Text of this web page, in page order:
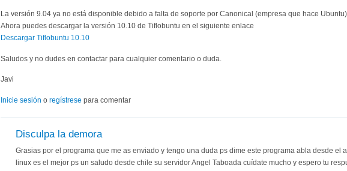
La versión 9.04 ya no está disponible debido a falta de soporte por Canonical (empresa que hace
Ahora puedes descargar la versión 10.10 de Tiflobuntu en el siguiente enlace
Descargar Tiflobuntu 10.10
Saludos y no dudes en contactar para cualquier comentario o duda.
Javi
Inicie sesión o regístrese para comentar
Disculpa la demora
Grasias por el programa que me as enviado y tengo una duda ps dime este programa abla desde el
linux es el mejor ps un saludo desde chile su servidor Angel Taboada cuídate mucho y espero tu